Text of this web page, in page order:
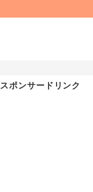
スポンサードリンク